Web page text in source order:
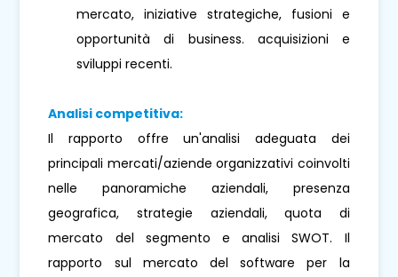
mercato, iniziative strategiche, fusioni e
opportunità di business. acquisizioni e
sviluppi recenti.
Analisi competitiva:
Il rapporto offre un'analisi adeguata dei
principali mercati/aziende organizzativi coinvolti
nelle panoramiche aziendali, presenza
geografica, strategie aziendali, quota di
mercato del segmento e analisi SWOT. Il
rapporto sul mercato del software per la